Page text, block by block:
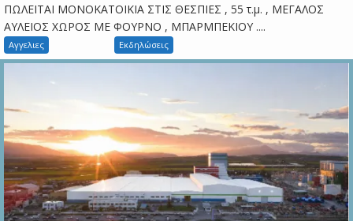
ΠΩΛΕΙΤΑΙ ΜΟΝΟΚΑΤΟΙΚΙΑ ΣΤΙΣ ΘΕΣΠΙΕΣ , 55 τ.μ. , ΜΕΓΑΛΟΣ
ΑΥΛΕΙΟΣ ΧΩΡΟΣ ΜΕ ΦΟΥΡΝΟ , ΜΠΑΡΜΠΕΚΙΟΥ ....
Αγγελιες Εκδηλώσεις